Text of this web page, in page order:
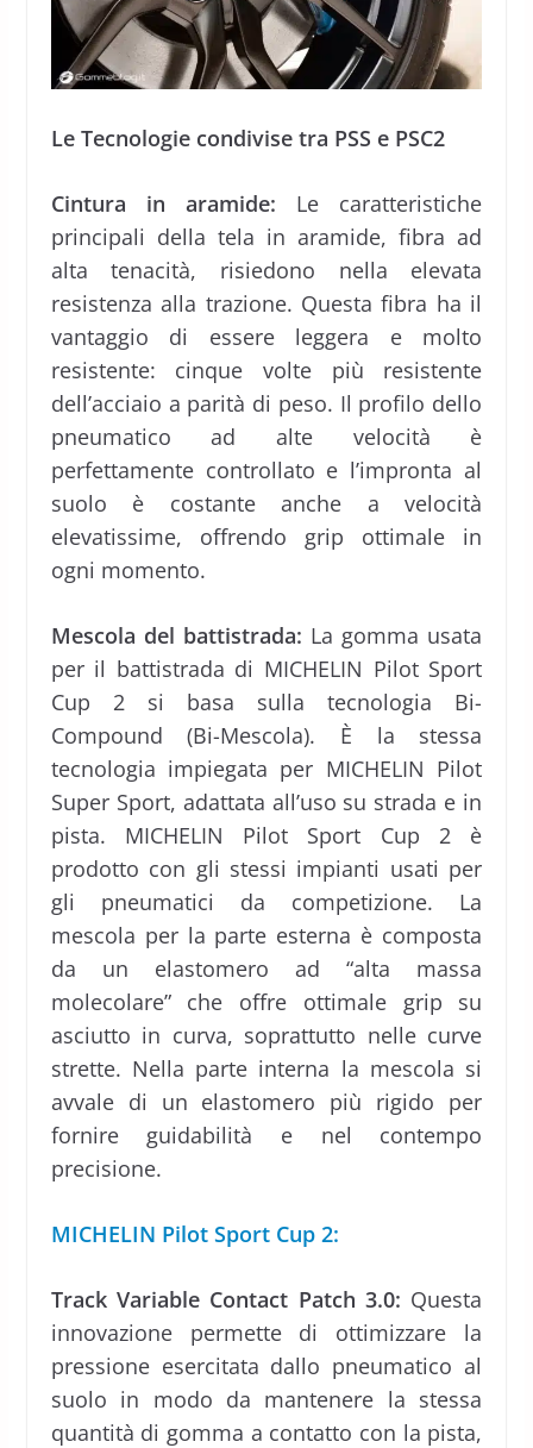
Le Tecnologie condivise tra PSS e PSC2
Cintura in aramide: Le caratteristiche
principali della tela in aramide, fibra ad
alta tenacità, risiedono nella elevata
resistenza alla trazione. Questa fibra ha il
vantaggio di essere leggera e molto
resistente: cinque volte più resistente
dell’acciaio a parità di peso. Il profilo dello
pneumatico ad alte velocità è
perfettamente controllato e l’impronta al
suolo è costante anche a velocità
elevatissime, offrendo grip ottimale in
ogni momento.
Mescola del battistrada: La gomma usata
per il battistrada di MICHELIN Pilot Sport
Cup 2 si basa sulla tecnologia Bi-
Compound (Bi-Mescola). È la stessa
tecnologia impiegata per MICHELIN Pilot
Super Sport, adattata all’uso su strada e in
pista. MICHELIN Pilot Sport Cup 2 è
prodotto con gli stessi impianti usati per
gli pneumatici da competizione. La
mescola per la parte esterna è composta
da un elastomero ad “alta massa
molecolare” che offre ottimale grip su
asciutto in curva, soprattutto nelle curve
strette. Nella parte interna la mescola si
avvale di un elastomero più rigido per
fornire guidabilità e nel contempo
precisione.
MICHELIN Pilot Sport Cup 2:
Track Variable Contact Patch 3.0: Questa
innovazione permette di ottimizzare la
pressione esercitata dallo pneumatico al
suolo in modo da mantenere la stessa
quantità di gomma a contatto con la pista,